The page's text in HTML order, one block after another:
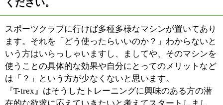
例えばバランスボールに載ってもらいながら上腕の筋肉
を鍛える、といったことです。
人間は歩く際も脚だけを使うのではなく、お腹や胸、背
中や手を動かします。一つだけを見るのではく、全体を
見て身体のバランスを整えながら鍛えていくというのが
理想となります。それを踏まえた上でお客様個々の目的
を実現していくというのが『T-trex』のトレーニングエ
クササイズです。
「トレーニングは疲れる」というのが普通の感想だと思
うのですが、当店に通われているお客様に感想を訊きま